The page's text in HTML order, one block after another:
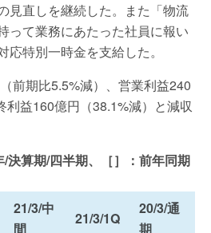
見直しを継続した。また「物流
って業務にあたった社員に報い
特別一時金を支給した。
前期比5.5%減）、営業利益240
利益160億円（38.1%減）と減収
決算期/四半期、［］：前年同期
21/3/中
間
21/3/1Q
20/3/通
期